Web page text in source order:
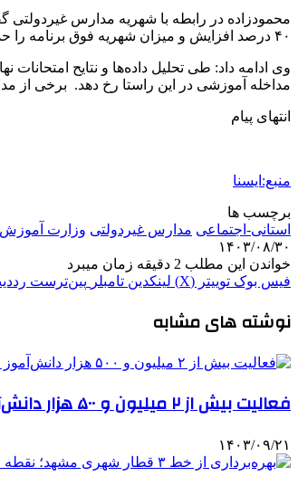
۴۰ درصد افزایش و میزان شهریه فوق برنامه را حذف کردیم تا به موسسین کمکی کرده باشیم.
مداخله آموزشی در این راستا رخ دهد. برخی از مدارس غیردولتی میانگین ۴ را کسب
انتهای پیام
منبع:ایسنا
برچسب ها
استانی-اجتماعی مدارس غیردولتی وزارت
۱۴۰۳/۰۸/۳۰
خواندن این مطلب 2 دقیقه زمان میبرد
فیس بوک توییتر (X) لینکدین ‫تامبلر ‫پین‌ترست
نوشته های مشابه
فعالیت بیش از ۲ میلیون و ۵۰۰ هزار دانش‌آموز در جشنواره نوجوان خوارزمی
۱۴۰۳/۰۹/۲۱